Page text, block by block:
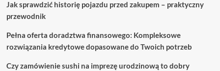
Jak sprawdzić historię pojazdu przed zakupem – praktyczny
przewodnik
Pełna oferta doradztwa finansowego: Kompleksowe
rozwiązania kredytowe dopasowane do Twoich potrzeb
Czy zamówienie sushi na imprezę urodzinową to dobry